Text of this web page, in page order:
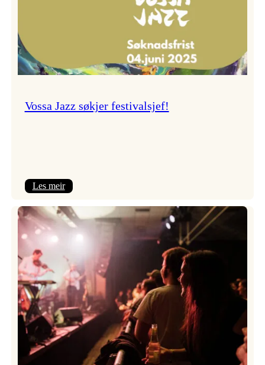
Vossa Jazz søkjer festivalsjef!
Les meir:
Jazz
søkjer